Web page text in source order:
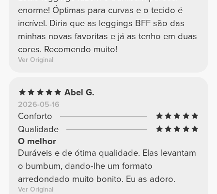
enorme! Óptimas para curvas e o tecido é
incrível. Diria que as leggings BFF são das
minhas novas favoritas e já as tenho em duas
cores. Recomendo muito!
Ver Original
Abel G.
2026-05-16
Conforto
Qualidade
O melhor
Duráveis e de ótima qualidade. Elas levantam
o bumbum, dando-lhe um formato
arredondado muito bonito. Eu as adoro.
Ver Original